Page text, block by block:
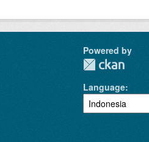
Powered by
Language